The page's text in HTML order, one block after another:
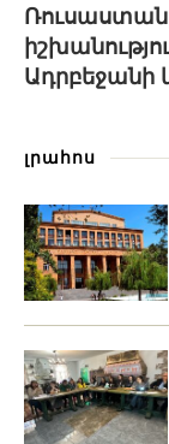
Ադրբեջանի
լրահոս